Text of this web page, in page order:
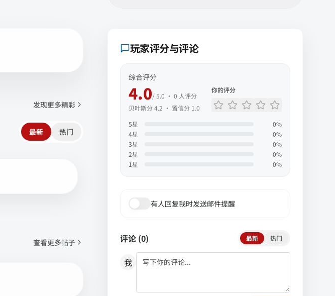
发现更多精彩
最新 热门
查看更多帖子
玩家评分与评论
综合评分
4.0/ 5.0 · 0 人评分
贝叶斯分4.2 · 置信分 1.0
你的评分
5星 0%
4星 0%
3星 0%
2星 0%
1 星 0%
有人回复我时发送邮件提醒
评论 (0) 最新 热门
我